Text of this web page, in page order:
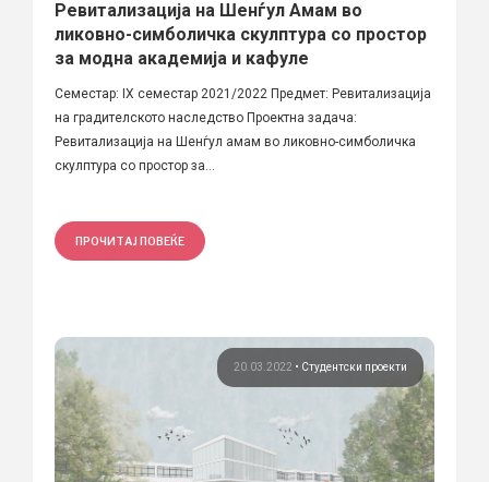
Ревитализација на Шенѓул Амам во
ликовно-симболичка скулптура со простор
за модна академија и кафуле
Семестар: IX семестар 2021/2022 Предмет: Ревитализација
на градителското наследство Проектна задача:
Ревитализација на Шенѓул амам во ликовно-симболичка
скулптура со простор за...
ПРОЧИТАЈ ПОВЕЌЕ
20.03.2022 • Студентски проекти